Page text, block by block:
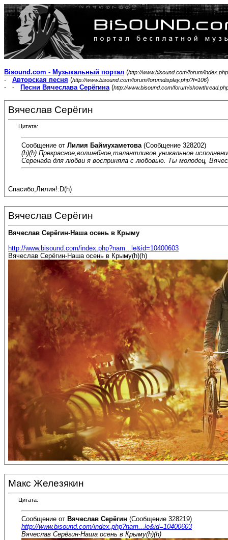
Bisound.com - Музыкальный портал (http://www.bisound.com/forum/index.php
- Авторская песня (http://www.bisound.com/forum/forumdisplay.php?f=106)
- -
Песни Вячеслава Серёгина(http://www.bisound.com/forum/
Вячеслав Серёгин
Цитата:
Сообщение от Лилия Баймухаметова (Сообщение 328202)
(h)(h) Прекрасное,волшебное,талантливое,уникальное
Серенада для любви я восприняла с любовью. Ты молодец,
Спасибо,Лилия!:D(h)
Вячеслав Серёгин
Вячеслав Серёгин-Наша осень в Крыму
http://www.bisound.com/index.php?nam...le&id=10400603
Вячеслав Серёгин-Наша осень в Крыму(h)(h)
Макс Железякин
Цитата:
Сообщение от Вячеслав Серёгин (Сообщение 328219)
http://www.bisound.com/index.php?nam...le&id=10400603
Вячеслав Серёгин-Наша осень в Крыму(h)(h)